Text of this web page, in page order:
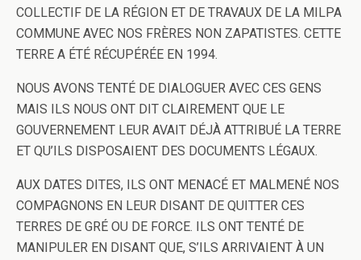
COLLECTIF DE LA RÉGION ET DE TRAVAUX DE LA MILPA
COMMUNE AVEC NOS FRÈRES NON ZAPATISTES. CETTE
TERRE A ÉTÉ RÉCUPÉRÉE EN 1994.
NOUS AVONS TENTÉ DE DIALOGUER AVEC CES GENS
MAIS ILS NOUS ONT DIT CLAIREMENT QUE LE
GOUVERNEMENT LEUR AVAIT DÉJÀ ATTRIBUÉ LA TERRE
ET QU’ILS DISPOSAIENT DES DOCUMENTS LÉGAUX.
AUX DATES DITES, ILS ONT MENACÉ ET MALMENÉ NOS
COMPAGNONS EN LEUR DISANT DE QUITTER CES
TERRES DE GRÉ OU DE FORCE. ILS ONT TENTÉ DE
MANIPULER EN DISANT QUE, S’ILS ARRIVAIENT À UN